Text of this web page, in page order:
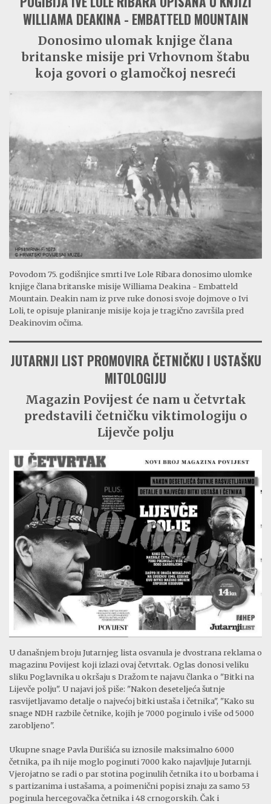
WILLIAMA DEAKINA - EMBATTELD MOUNTAIN
Donosimo ulomak knjige člana
britanske misije pri Vrhovnom štabu
koja govori o glamočkoj nesreći
Povodom 75. godišnjice smrti Ive Lole Ribara donosimo ulomke
knjige člana britanske misije Williama Deakina - Embatteld
Mountain. Deakin nam iz prve ruke donosi svoje dojmove o Ivi
Loli, te opisuje planiranje misije koja je tragično završila pred
Deakinovim očima.
JUTARNJI LIST PROMOVIRA ČETNIČKU I USTAŠKU
MITOLOGIJU
Magazin Povijest će nam u četvrtak
predstavili četničku viktimologiju o
Lijevče polju
U današnjem broju Jutarnjeg lista osvanula je dvostrana reklama o
magazinu Povijest koji izlazi ovaj četvrtak. Oglas donosi veliku
sliku Poglavnika u okršaju s Dražom te najavu članka o "Bitki na
Lijevče polju". U najavi još piše: "Nakon deseteljeća šutnje
rasvijetljavamo detalje o najvećoj bitki ustaša i četnika", "Kako su
snage NDH razbile četnike, kojih je 7000 poginulo i više od 5000
zarobljeno".
Ukupne snage Pavla Đurišića su iznosile maksimalno 6000
četnika, pa ih nije moglo poginuti 7000 kako najavljuje Jutarnji.
Vjerojatno se radi o par stotina poginulih četnika i to u borbama i
s partizanima i ustašama, a poimenični popisi znaju za samo 53
poginula hercegovačka četnika i 48 crnogorskih. Čak i